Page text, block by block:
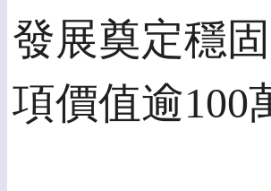
發展奠定穩
項價值逾100